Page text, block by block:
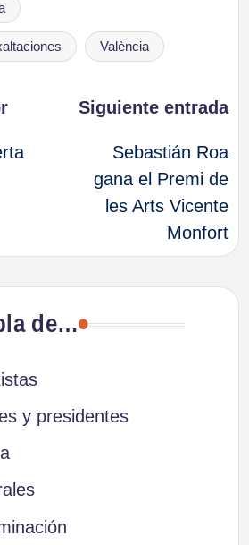
València
Siguiente entrada
Sebastián Roa
gana el Premi de
les Arts Vicente
Monfort
de…
y presidentes